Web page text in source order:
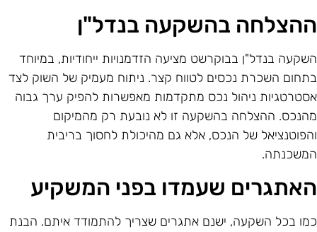
בהשקעה בנדל"ן
בנדל"ן בבוקרשט מציעה הזדמנויות ייחודיות, במיוחד
השכרת נכסים לטווח קצר. ניתוח מעמיק של השוק לצד
ניהול נכס מתקדמות מאפשרות להפיק ערך גבוה
ההצלחה בהשקעה זו לא נובעת רק מהמיקום
של הנכס, אלא גם מהיכולת לחסוך בריבית
שעמדו בפני המשקיע
בכל השקעה, ישנם אתגרים שצריך להתמודד איתם. הבנת